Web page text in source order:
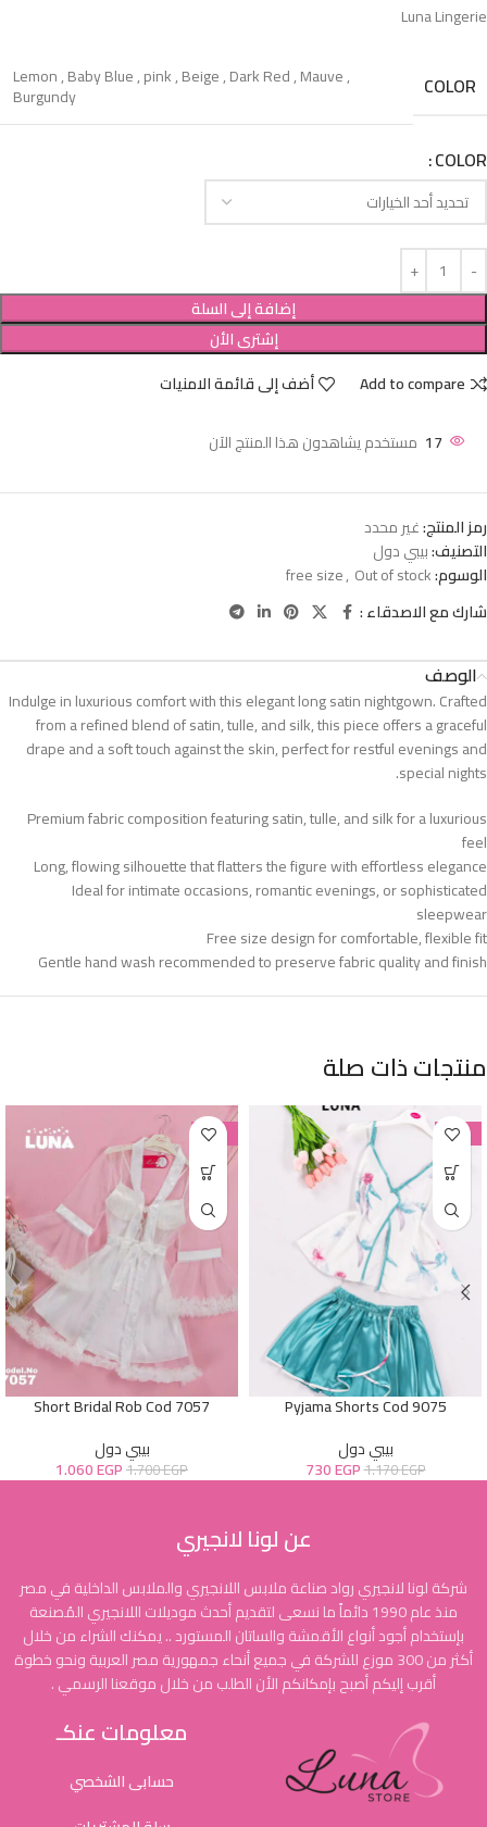
Luna Lingerie
COLOR
Lemon,Baby Blue,pink,Beige,Dark Red,Mauve,
Burgundy
COLOR
إضافة إلى السلة
إشترى الأن
Add to compare
أضف إلى قائمة الامنيات
17 مستخدم يشاهدون هذا المنتج الآن
رمز المنتج:غير محدد
التصنيف:بيبي دول
الوسوم:
free size, Out of stock
شارك مع الاصدقاء :
الوصف
Indulge in luxurious comfort with this elegant long satin nightgown. Crafted
from a refined blend of satin, tulle, and silk, this piece offers a graceful
drape and a soft touch against the skin, perfect for restful evenings and
special nights.
Premium fabric composition featuring satin, tulle, and silk for a luxurious
feel
Long, flowing silhouette that flatters the figure with effortless elegance
Ideal for intimate occasions, romantic evenings, or sophisticated
sleepwear
Free size design for comfortable, flexible fit
Gentle hand wash recommended to preserve fabric quality and finish
منتجات ذات صلة
-38%
Pyjama Shorts Cod 9075
بيبي دول
1.170EGP
730EGP
-38%
Short Bridal Rob Cod 7057
بيبي دول
1.700EGP
1.060EGP
عن لونا لانجيري
شركة لونا لانجيري رواد صناعة ملابس اللانجيري والملابس الداخلية في مصر
منذ عام 1990 دائماً ما نسعى لتقديم أحدث موديلات اللانجيري المُصنعة
بإستخدام أجود أنواع الأقمشة والساتان المستورد .. يمكنك الشراء من خلال
أكثر من 300 موزع للشركة في جميع أنحاء جمهورية مصر العربية ونحو خطوة
أقرب إليكم أصبح بإمكانكم الأن الطلب من خلال موقعنا الرسمي .
معلومات عنكـ
حسابى الشخصي